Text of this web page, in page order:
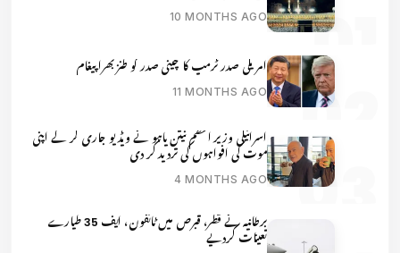
10 MONTHS AGO
امریکی صدر ٹرمپ کا چینی صدر کو طنز بھرا پیغام
11 MONTHS AGO
اسرائیلی وزیر اعظم نیتن یاہو نے ویڈیو جاری کر کے اپنی
موت کی افواہوں کی تردید کر دی
4 MONTHS AGO
برطانیہ نے قطر، قبرص میں ٹائفون، ایف 35 طیارے
تعینات کردیے